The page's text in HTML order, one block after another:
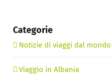
Categorie
Notizie di viaggi dal mondo
Viaggio in Albania